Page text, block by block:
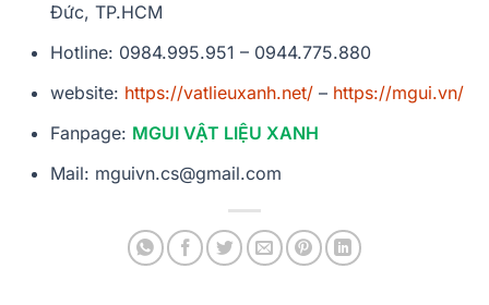
Đức, TP.HCM
Hotline: 0984.995.951 – 0944.775.880
website: https://vatlieuxanh.net/– https://mgui.vn/
Fanpage: MGUI VẬT LIỆU XANH
Mail: mguivn.cs@gmail.com